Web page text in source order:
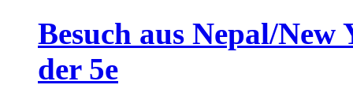
Besuch aus Nepal/
der 5e